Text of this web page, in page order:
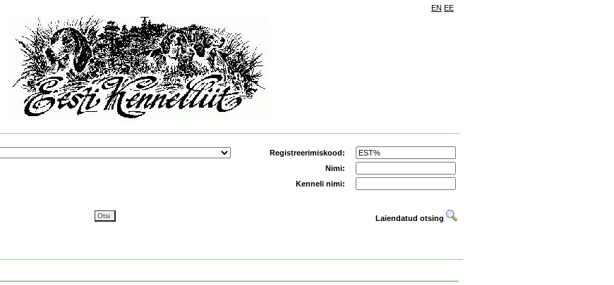
EN EE
Registreerimiskood:
Nimi:
Kenneli nimi:
Laiendatud otsing